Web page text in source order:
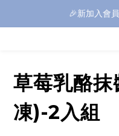
🎉新加入會
草莓乳酪
凍)-2入組